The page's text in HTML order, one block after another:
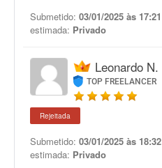
Submetido: 03/01/2025 às 17:21
estimada: Privado
Leonardo N.
TOP FREELANCER
Rejeitada
Submetido: 03/01/2025 às 18:32
estimada: Privado